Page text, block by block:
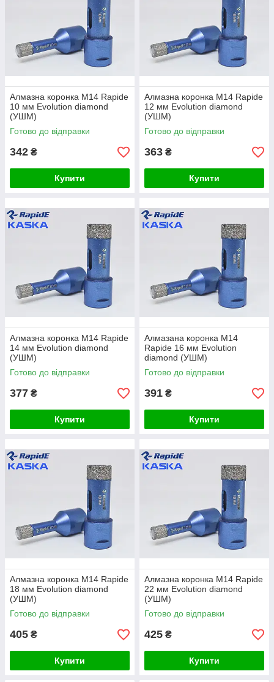
Для більш точного позиціонування
коронки і щоб уникнути її
зісковзування на початку свердління
рекомендується
використовувати направляючі кондук
тори для свердління.
Для продовження терміну служби алмазного шару
рекомендується використовувати
спеціальний охолоджуючий віск.
Алмазна коронка М14 Rapide
10 мм Evolution diamond
(УШМ)
Готово до відправки
342 ₴
Купити
Алмазна коронка М14 Rapide
12 мм Evolution diamond
(УШМ)
Готово до відправки
363 ₴
Купити
Алмазна коронка М14 Rapide
14 мм Evolution diamond
(УШМ)
Готово до відправки
377 ₴
Купити
Алмазана коронка М14
Rapide 16 мм Evolution
diamond (УШМ)
Готово до відправки
391 ₴
Купити
Алмазна коронка М14 Rapide
18 мм Evolution diamond
(УШМ)
Готово до відправки
405 ₴
Купити
Алмазна коронка М14 Rapide
22 мм Evolution diamond
(УШМ)
Готово до відправки
425 ₴
Купити